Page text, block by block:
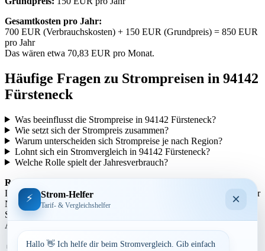
Gesamtkosten pro Jahr:
700 EUR (Verbrauchskosten) + 150 EUR (Grundpreis) = 850 EUR
pro Jahr
Das wären etwa 70,83 EUR pro Monat.
Häufige Fragen zu Strompreisen in 94142
Fürsteneck
Was beeinflusst die Strompreise in 94142 Fürsteneck?
Wie setzt sich der Strompreis zusammen?
Warum unterscheiden sich Strompreise je nach Region?
Lohnt sich ein Stromvergleich in 94142 Fürsteneck?
Welche Rolle spielt der Jahresverbrauch?
Regionale Unterschiede:
Die Strompreise variieren je nach Region aufgrund unterschiedlicher
Netzentgelte und Steuern. In städtischen Gebieten können die
Strompreise tendenziell höher sein als in ländlicheren Gegenden.
Auch die Anbieterstruktur kann sich regional unterscheiden.
Aufrufe: 250
⚡ Strom-Helfer
Tarif- & Vergleichshelfer ×
Hallo 👋 Ich helfe dir beim Stromvergleich. Gib einfach